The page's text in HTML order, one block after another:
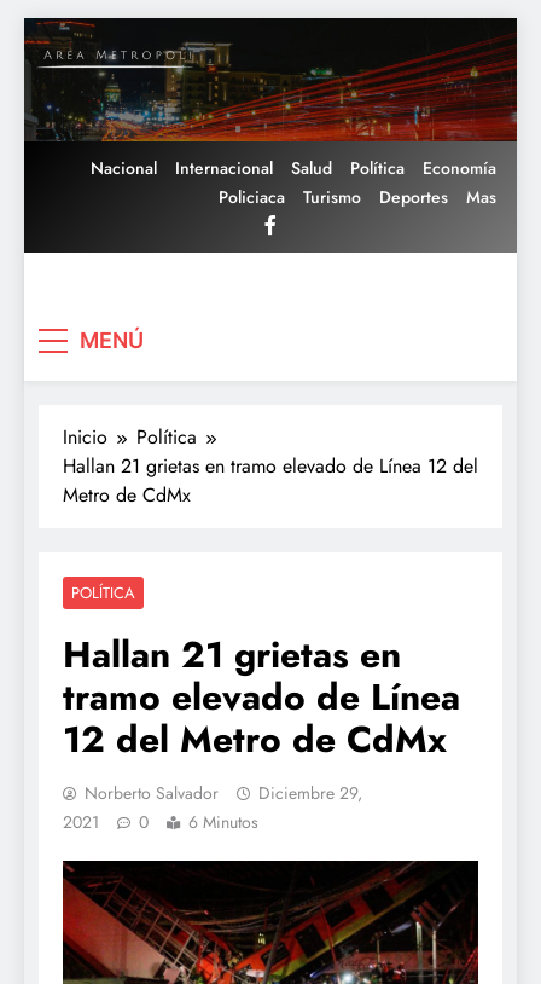
Saltar
al
contenido
Nacional Internacional Salud Política
Economía
Policiaca
Turismo Deportes Mas
MENÚ
Inicio
Política
Hallan 21 grietas en tramo elevado de Línea 12 del
Metro de CdMx
POLÍTICA
Hallan 21 grietas en
tramo elevado de Línea
12 del Metro de CdMx
Norberto Salvador
Diciembre 29,
2021
0 6 Minutos